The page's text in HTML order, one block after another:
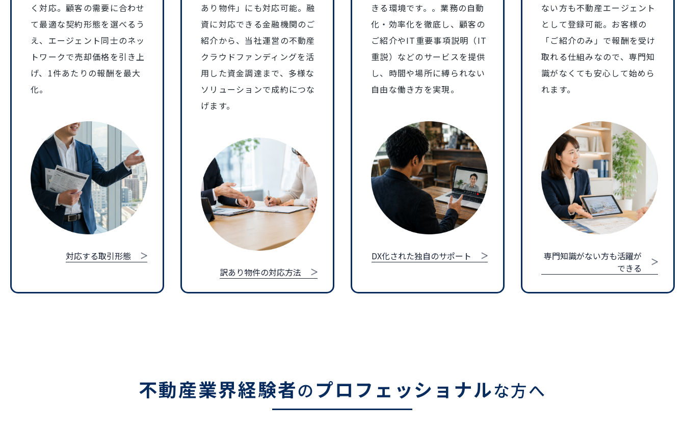
く対応。顧客の需要に合わせ
て最適な契約形態を選べるう
え、エージェント同士のネッ
トワークで売却価格を引き上
げ、1件あたりの報酬を最大
化。
対応する取引形態
あり物件」にも対応可能。融
資に対応できる金融機関のご
紹介から、当社運営の不動産
クラウドファンディングを活
用した資金調達まで、多様な
ソリューションで成約につな
げます。
訳あり物件の対応方法
きる環境です。。業務の自動
化・効率化を徹底し、顧客の
ご紹介やIT重要事項説明（IT
重説）などのサービスを提供
し、時間や場所に縛られない
自由な働き方を実現。
DX化された独自のサポート
ない方も不動産エージェント
として登録可能。お客様の
「ご紹介のみ」で報酬を受け
取れる仕組みなので、専門知
識がなくても安心して始めら
れます。
専門知識がない方も活躍が
できる
不動産業界経験者のプロフェッショナルな方へ